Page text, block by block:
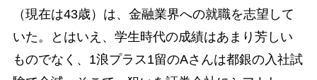
（現在は43歳）は、金融業界への就職を志望して
いた。とはいえ、学生時代の成績はあまり芳しい
ものでなく、1浪プラス1留のAさんは都銀の入社試